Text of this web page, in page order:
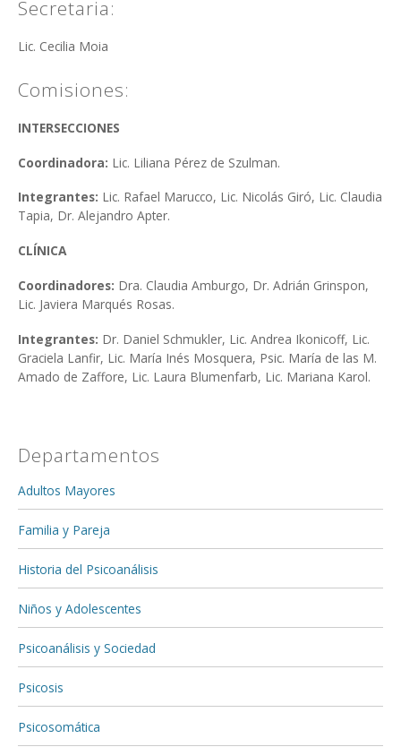
Secretaria:
Lic. Cecilia Moia
Comisiones:
INTERSECCIONES
Coordinadora: Lic. Liliana Pérez de Szulman.
Integrantes: Lic. Rafael Marucco, Lic. Nicolás Giró, Lic. Claudia
Tapia, Dr. Alejandro Apter.
CLÍNICA
Coordinadores: Dra. Claudia Amburgo, Dr. Adrián Grinspon,
Lic. Javiera Marqués Rosas.
Integrantes: Dr. Daniel Schmukler, Lic. Andrea Ikonicoff, Lic.
Graciela Lanfir, Lic. María Inés Mosquera, Psic. María de las M.
Amado de Zaffore, Lic. Laura Blumenfarb, Lic. Mariana Karol.
Departamentos
Adultos Mayores
Familia y Pareja
Historia del Psicoanálisis
Niños y Adolescentes
Psicoanálisis y Sociedad
Psicosis
Psicosomática